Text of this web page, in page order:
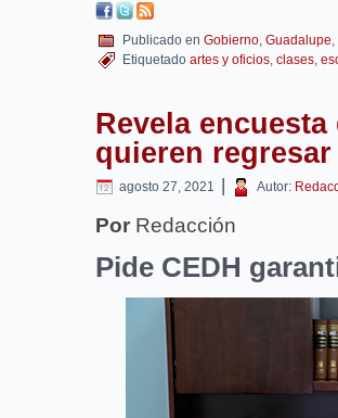
Publicado en Gobierno, Guadalupe,
Etiquetado artes y oficios, clases,
Revela
quieren
agosto 27, 2021 | Autor:
Por Redacción
Pide CEDH